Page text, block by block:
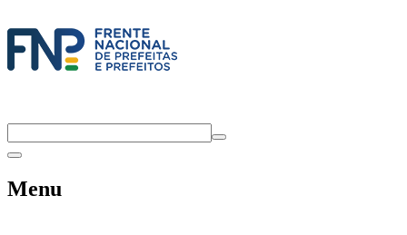
Menu